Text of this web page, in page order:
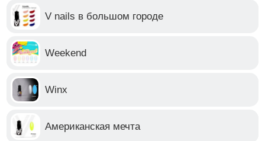
V nails в большом городе
Weekend
Winx
Американская мечта